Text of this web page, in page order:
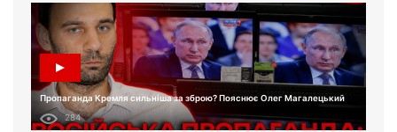
Пропаганда Кремля сильніша за зброю? Пояснює Олег Магалецький
284